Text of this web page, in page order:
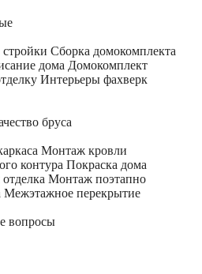
Сборка домокомплекта
дома Домокомплект
Интерьеры фахверк
бруса
Монтаж кровли
контура Покраска дома
Монтаж поэтапно
Межэтажное перекрытие
вопросы